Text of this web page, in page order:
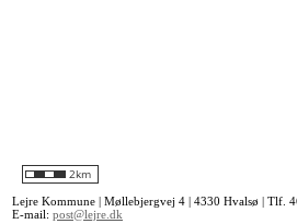
Lejre Kommune | Møllebjergvej 4 | 4330 Hvalsø | Tlf.
E-mail: post@lejre.dk